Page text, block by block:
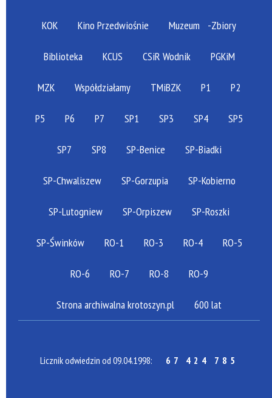
KOK Kino Przedwiośnie Muzeum -Zbiory
Biblioteka KCUS CSiR Wodnik PGKiM
MZK Współdziałamy TMiBZK P1 P2
P5 P6 P7 SP1 SP3 SP4 SP5
SP7 SP8 SP-Benice SP-Biadki
SP-Chwaliszew SP-Gorzupia SP-Kobierno
SP-Lutogniew SP-Orpiszew SP-Roszki
SP-Świnków RO-1 RO-3 RO-4 RO-5
RO-6 RO-7 RO-8 RO-9
Strona archiwalna krotoszyn.pl 600 lat
Licznik odwiedzin od 09.04.1998: 67 424 785